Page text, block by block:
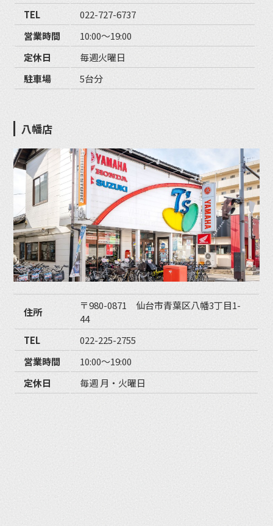
TEL
022-727-6737
営業時間
10:00〜19:00
定休日
毎週火曜日
駐車場
5台分
八幡店
住所
〒980-0871 仙台市青葉区八幡3丁目1-
44
TEL
022-225-2755
営業時間
10:00〜19:00
定休日
毎週 月・火曜日